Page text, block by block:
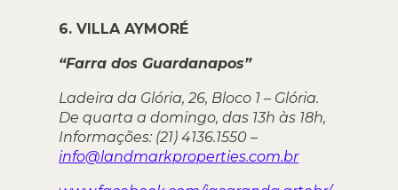
6. VILLA AYMORÉ
“Farra dos Guardanapos”
Ladeira da Glória, 26, Bloco 1 – Glória.
De quarta a domingo, das 13h às 18h,
Informações: (21) 4136.1550 –
info@landmarkproperties.com.br